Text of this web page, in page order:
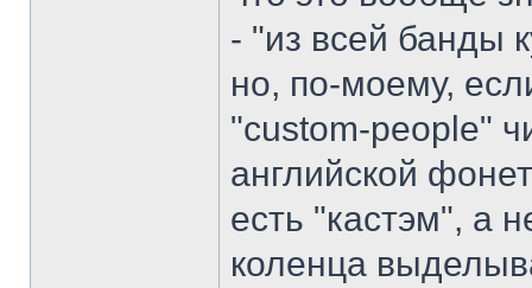
- "из всей банды
но, по-моему,
"custom-people"
английской
есть "кастэм", а
коленца